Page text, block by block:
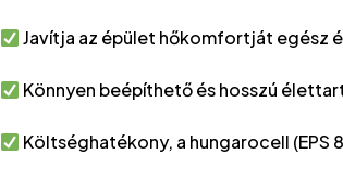
Javítja az épület hőkomfortját egész
Könnyen beépíthető és hosszú
Költséghatékony, a hungarocell